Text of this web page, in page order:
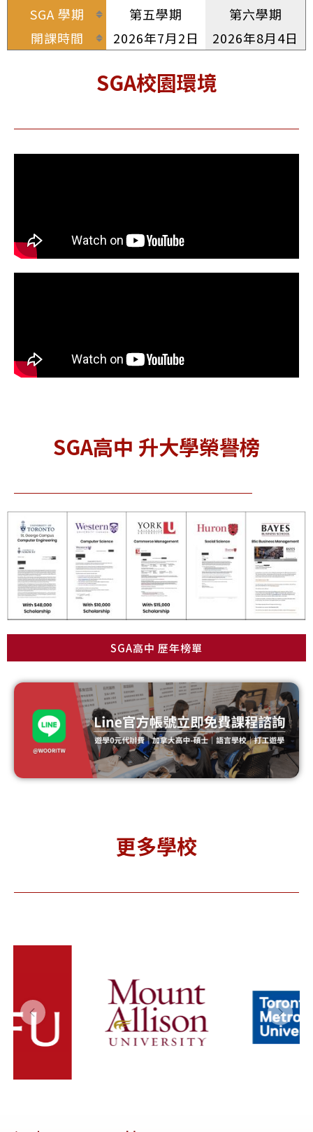
SGA 學期
第五學期
第六學期
開課時間
2026年7月2日 2026年8月4日
SGA校園環境
SGA高中 升大學榮譽榜
SGA高中 歷年榜單
更多學校
Toronto
tan